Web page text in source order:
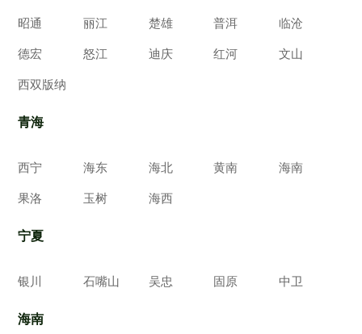
昭通 丽江 楚雄 普洱 临沧
德宏 怒江 迪庆 红河 文山
西双版纳
青海
西宁 海东 海北 黄南 海南
果洛 玉树 海西
宁夏
银川 石嘴山 吴忠 固原 中卫
海南